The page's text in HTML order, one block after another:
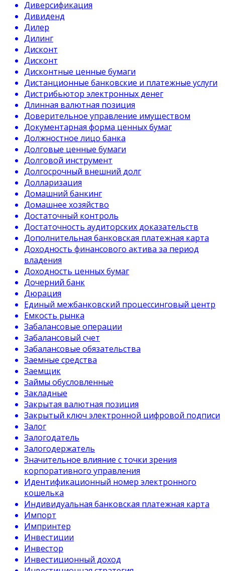
Диверсификация
Дивиденд
Дилер
Дилинг
Дисконт
Дисконт
Дисконтные ценные бумаги
Дистанционные банковские и платежные услуги
Дистрибьютор электронных денег
Длинная валютная позиция
Доверительное управление имуществом
Документарная форма ценных бумаг
Должностное лицо банка
Долговые ценные бумаги
Долговой инструмент
Долгосрочный внешний долг
Долларизация
Домашний банкинг
Домашнее хозяйство
Достаточный контроль
Достаточность аудиторских доказательств
Дополнительная банковская платежная карта
Доходность финансового актива за период
владения
Доходность ценных бумаг
Дочерний банк
Дюрация
Единый межбанковский процессинговый центр
Емкость рынка
Забалансовые операции
Забалансовый счет
Забалансовые обязательства
Заемные средства
Заемщик
Займы обусловленные
Закладные
Закрытая валютная позиция
Закрытый ключ электронной цифровой подписи
Залог
Залогодатель
Залогодержатель
Значительное влияние с точки зрения
корпоративного управления
Идентификационный номер электронного
кошелька
Индивидуальная банковская платежная карта
Импорт
Импринтер
Инвестиции
Инвестор
Инвестиционный доход